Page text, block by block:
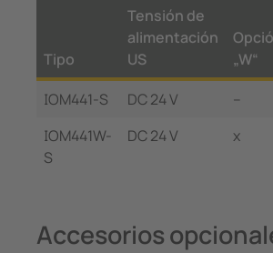
Tipo
Tensión de
alimentación
US
„W“
IOM441-S
DC 24 V –
IOM441W-
S
DC 24 V x
Accesorios